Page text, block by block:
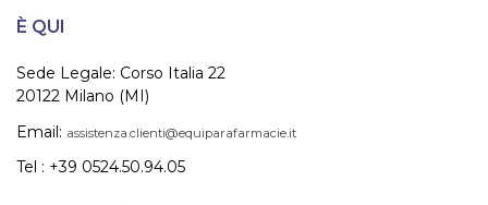
È QUI
Sede Legale: Corso Italia 22
20122 Milano (MI)
Email: assistenza.clienti@equiparafarmacie.it
Tel : +39 0524.50.94.05